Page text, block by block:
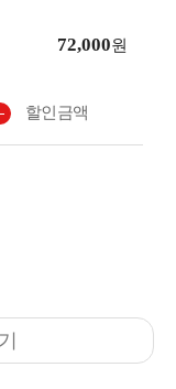
72,000원
할인금액